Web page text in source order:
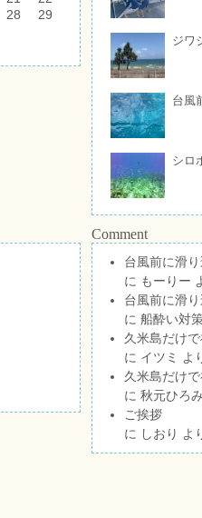
28
29
ジワ
台風
シロ
Comment
台風前に滑
に もーりー
台風前に滑
に 船酔い対
久米島だけ
に イツミ よ
久米島だけ
に 秋元ひろ
ご挨拶
に しおり よ